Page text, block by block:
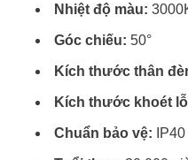
Nhiệt độ màu:
Góc chiếu: 50°
Kích thước thân
Kích thước khoét
Chuẩn bảo vệ: IP40